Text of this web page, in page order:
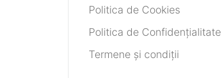
Politica de Cookies
Politica de Confidențialitate
Termene și condiții